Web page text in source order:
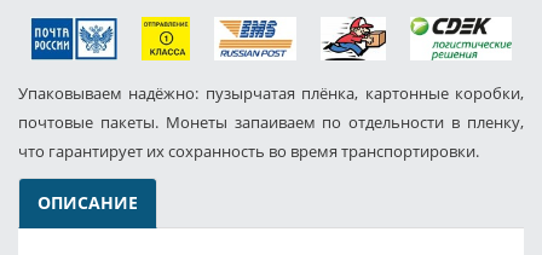
Упаковываем надёжно: пузырчатая плёнка, картонные коробки,
почтовые пакеты. Монеты запаиваем по отдельности в пленку,
что гарантирует их сохранность во время транспортировки.
ОПИСАНИЕ